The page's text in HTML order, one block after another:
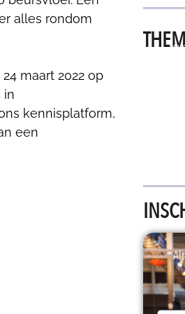
alles rondom
maart 2022 op
in
kennisplatform,
een